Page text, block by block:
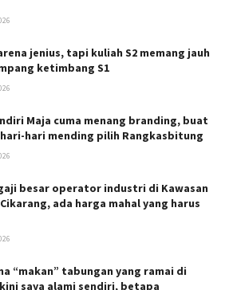
jenius, tapi kuliah S2 memang jauh
ketimbang S1
Maja cuma menang branding, buat
hari mending pilih Rangkasbitung
besar operator industri di Kawasan
ada harga mahal yang harus
“makan” tabungan yang ramai di
saya alami sendiri, betapa